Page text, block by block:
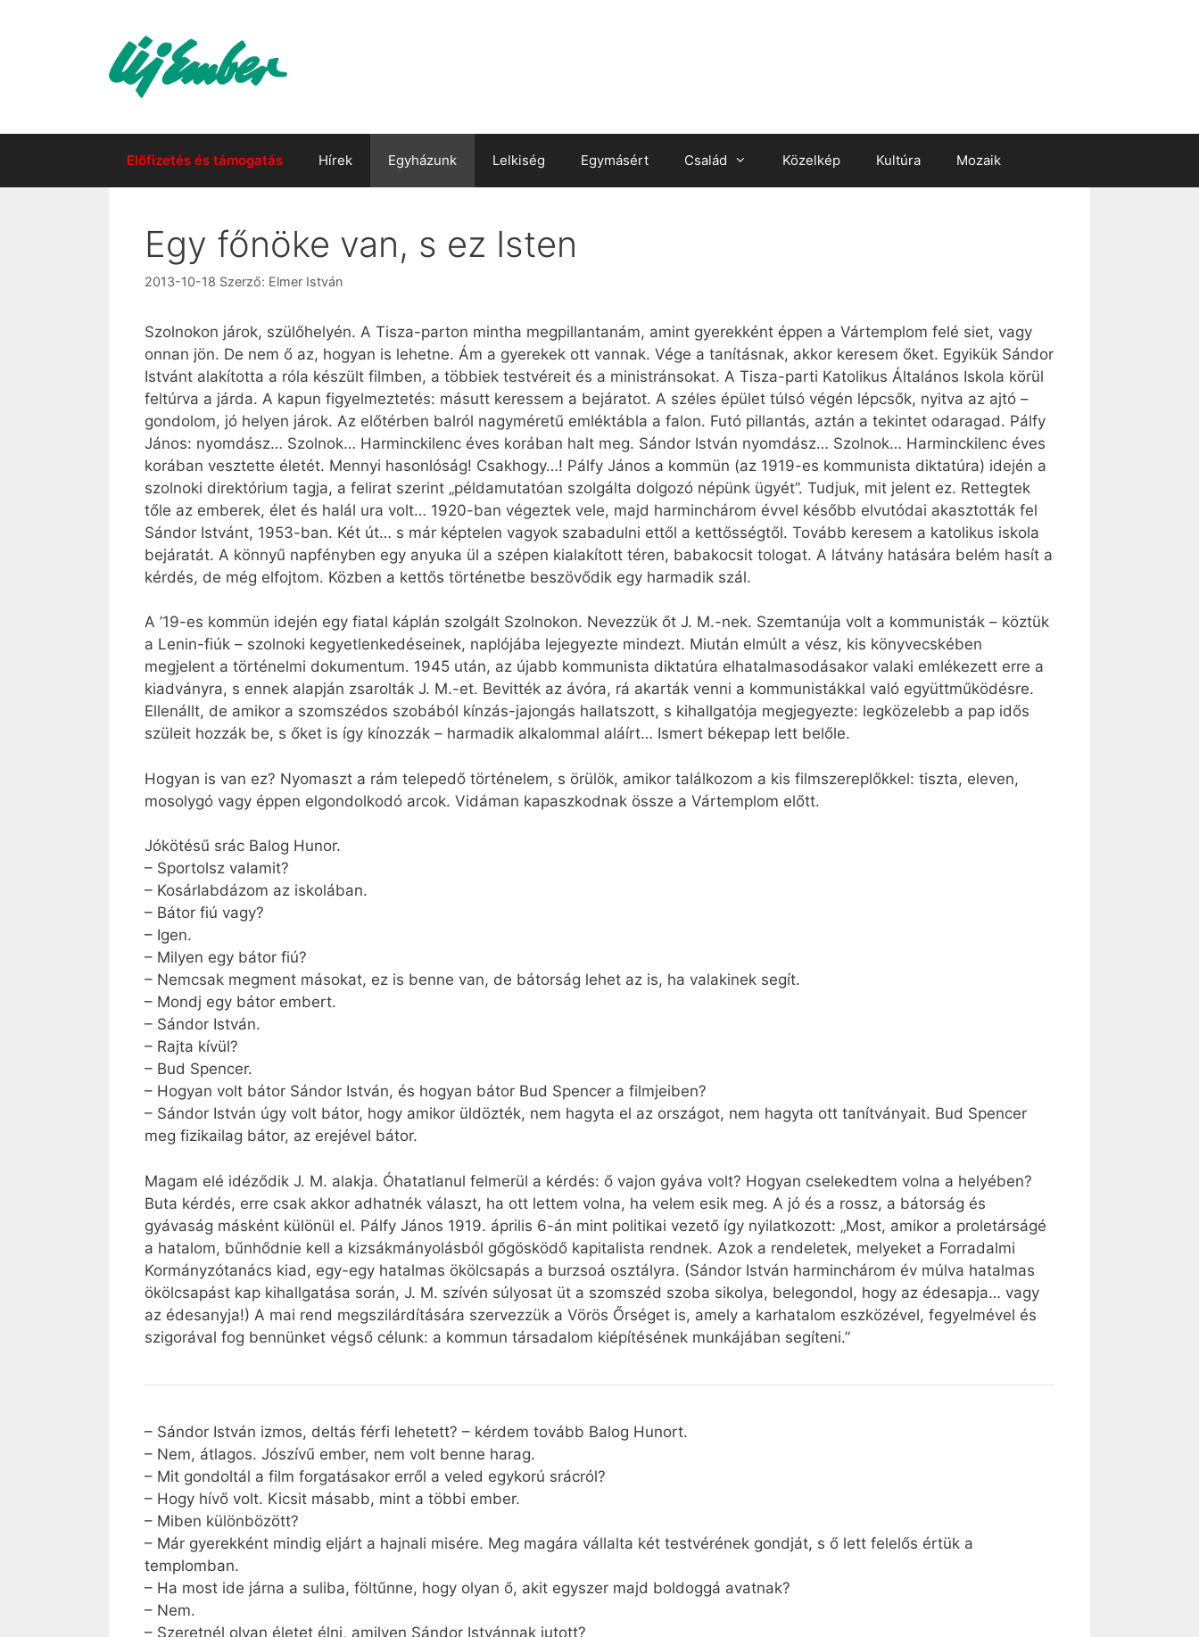
Előfizetés és támogatás Hírek Egyházunk Lelkiség Egymásért Család Közelkép Kultúra Mozaik
Egy főnöke van, s ez Isten
2013-10-18 Szerző: Elmer István
Szolnokon járok, szülőhelyén. A Tisza-parton mintha megpillantanám, amint gyerekként éppen a Vártemplom felé siet, vagy
onnan jön. De nem ő az, hogyan is lehetne. Ám a gyerekek ott vannak. Vége a tanításnak, akkor keresem őket. Egyikük Sándor
Istvánt alakította a róla készült filmben, a többiek testvéreit és a ministránsokat. A Tisza-parti Katolikus Általános Iskola körül
feltúrva a járda. A kapun figyelmeztetés: másutt keressem a bejáratot. A széles épület túlsó végén lépcsők, nyitva az ajtó –
gondolom, jó helyen járok. Az előtérben balról nagyméretű emléktábla a falon. Futó pillantás, aztán a tekintet odaragad. Pálfy
János: nyomdász… Szolnok… Harminckilenc éves korában halt meg. Sándor István nyomdász… Szolnok… Harminckilenc éves
korában vesztette életét. Mennyi hasonlóság! Csakhogy…! Pálfy János a kommün (az 1919-es kommunista diktatúra) idején a
szolnoki direktórium tagja, a felirat szerint „példamutatóan szolgálta dolgozó népünk ügyét”. Tudjuk, mit jelent ez. Rettegtek
tőle az emberek, élet és halál ura volt… 1920-ban végeztek vele, majd harminchárom évvel később elvutódai akasztották fel
Sándor Istvánt, 1953-ban. Két út… s már képtelen vagyok szabadulni ettől a kettősségtől. Tovább keresem a katolikus iskola
bejáratát. A könnyű napfényben egy anyuka ül a szépen kialakított téren, babakocsit tologat. A látvány hatására belém hasít a
kérdés, de még elfojtom. Közben a kettős történetbe beszövődik egy harmadik szál.
A ’19-es kommün idején egy fiatal káplán szolgált Szolnokon. Nevezzük őt J. M.-nek. Szemtanúja volt a kommunisták – köztük
a Lenin-fiúk – szolnoki kegyetlenkedéseinek, naplójába lejegyezte mindezt. Miután elmúlt a vész, kis könyvecskében
megjelent a történelmi dokumentum. 1945 után, az újabb kommunista diktatúra elhatalmasodásakor valaki emlékezett erre a
kiadványra, s ennek alapján zsarolták J. M.-et. Bevitték az ávóra, rá akarták venni a kommunistákkal való együttműködésre.
Ellenállt, de amikor a szomszédos szobából kínzás-jajongás hallatszott, s kihallgatója megjegyezte: legközelebb a pap idős
szüleit hozzák be, s őket is így kínozzák – harmadik alkalommal aláírt… Ismert békepap lett belőle.
Hogyan is van ez? Nyomaszt a rám telepedő történelem, s örülök, amikor találkozom a kis filmszereplőkkel: tiszta, eleven,
mosolygó vagy éppen elgondolkodó arcok. Vidáman kapaszkodnak össze a Vártemplom előtt.
Jókötésű srác Balog Hunor.
– Sportolsz valamit?
– Kosárlabdázom az iskolában.
– Bátor fiú vagy?
– Igen.
– Milyen egy bátor fiú?
– Nemcsak megment másokat, ez is benne van, de bátorság lehet az is, ha valakinek segít.
– Mondj egy bátor embert.
– Sándor István.
– Rajta kívül?
– Bud Spencer.
– Hogyan volt bátor Sándor István, és hogyan bátor Bud Spencer a filmjeiben?
– Sándor István úgy volt bátor, hogy amikor üldözték, nem hagyta el az országot, nem hagyta ott tanítványait. Bud Spencer
meg fizikailag bátor, az erejével bátor.
Magam elé idéződik J. M. alakja. Óhatatlanul felmerül a kérdés: ő vajon gyáva volt? Hogyan cselekedtem volna a helyében?
Buta kérdés, erre csak akkor adhatnék választ, ha ott lettem volna, ha velem esik meg. A jó és a rossz, a bátorság és
gyávaság másként különül el. Pálfy János 1919. április 6-án mint politikai vezető így nyilatkozott: „Most, amikor a proletárságé
a hatalom, bűnhődnie kell a kizsákmányolásból gőgösködő kapitalista rendnek. Azok a rendeletek, melyeket a Forradalmi
Kormányzótanács kiad, egy-egy hatalmas ökölcsapás a burzsoá osztályra. (Sándor István harminchárom év múlva hatalmas
ökölcsapást kap kihallgatása során, J. M. szívén súlyosat üt a szomszéd szoba sikolya, belegondol, hogy az édesapja… vagy
az édesanyja!) A mai rend megszilárdítására szervezzük a Vörös Őrséget is, amely a karhatalom eszközével, fegyelmével és
szigorával fog bennünket végső célunk: a kommun társadalom kiépítésének munkájában segíteni.”
– Sándor István izmos, deltás férfi lehetett? – kérdem tovább Balog Hunort.
– Nem, átlagos. Jószívű ember, nem volt benne harag.
– Mit gondoltál a film forgatásakor erről a veled egykorú srácról?
– Hogy hívő volt. Kicsit másabb, mint a többi ember.
– Miben különbözött?
– Már gyerekként mindig eljárt a hajnali misére. Meg magára vállalta két testvérének gondját, s ő lett felelős értük a
templomban.
– Ha most ide járna a suliba, föltűnne, hogy olyan ő, akit egyszer majd boldoggá avatnak?
– Nem.
– Szeretnél olyan életet élni, amilyen Sándor Istvánnak jutott?